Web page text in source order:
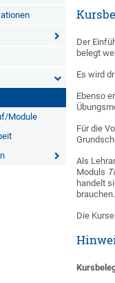
Module
Der
belegt
Es wird
Ebenso
Für die
Als
Moduls
handelt
brauchen.
Die